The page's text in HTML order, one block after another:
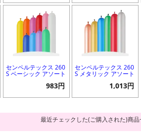
センペルテックス 260
S ベーシック アソート
983円
センペルテックス 260
S メタリック アソート
1,013円
最近チェックした(ご購入された)商品